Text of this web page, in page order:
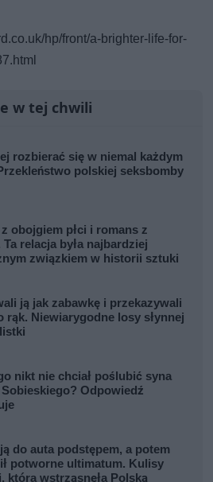
hp/front/a-brighter-life-for-
w tej chwili
rozbierać się w niemal każdym
polskiej seksbomby
obojgiem płci i romans z
relacja była najbardziej
związkiem w historii sztuki
ją jak zabawkę i przekazywali
rąk. Niewiarygodne losy słynnej
nikt nie chciał poślubić syna
Sobieskiego? Odpowiedź
do auta podstępem, a potem
potworne ultimatum. Kulisy
która wstrząsnęła Polską